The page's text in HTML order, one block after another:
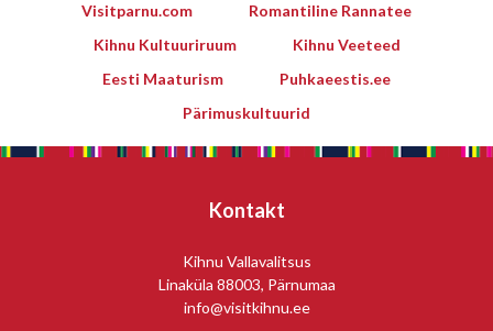
Visitparnu.com
Romantiline Rannatee
Kihnu Kultuuriruum
Kihnu Veeteed
Eesti Maaturism
Puhkaeestis.ee
Pärimuskultuurid
Kontakt
Kihnu Vallavalitsus
Linaküla 88003, Pärnumaa
info@visitkihnu.ee